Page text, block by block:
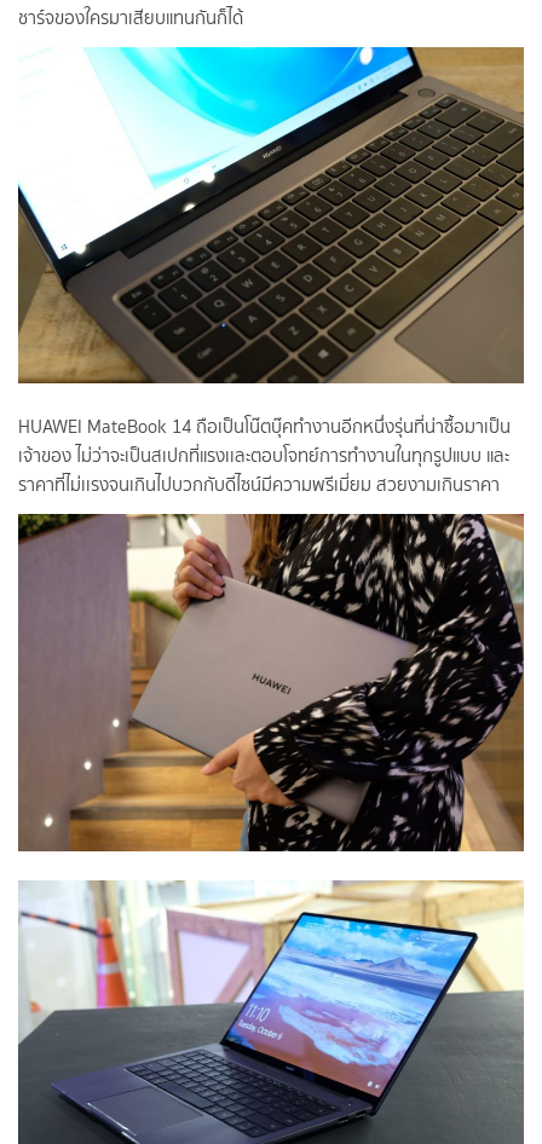
ชาร์จของใครมาเสียบแทนกันก็ได้
HUAWEI MateBook 14 ถือเป็นโน๊ตบุ๊คทำงานอีกหนึ่งรุ่นที่น่าซื้อมาเป็น
เจ้าของ ไม่ว่าจะเป็นสเปกที่แรงเเละตอบโจทย์การทำงานในทุกรูปแบบ และ
ราคาที่ไม่เเรงจนเกินไปบวกกับดีไซน์มีความพรีเมี่ยม สวยงามเกินราคา